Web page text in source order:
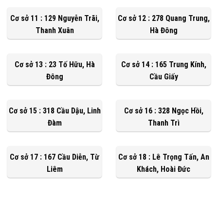
Cơ sở 11 : 129 Nguyễn Trãi,
Thanh Xuân
Cơ sở 12 : 278 Quang Trung,
Hà Đông
Cơ sở 13 : 23 Tố Hữu, Hà
Đông
Cơ sở 14 : 165 Trung Kính,
Cầu Giấy
Cơ sở 15 : 318 Cầu Dậu, Linh
Đàm
Cơ sở 16 : 328 Ngọc Hồi,
Thanh Trì
Cơ sở 17 : 167 Cầu Diễn, Từ
Liêm
Cơ sở 18 : Lê Trọng Tấn, An
Khách, Hoài Đức